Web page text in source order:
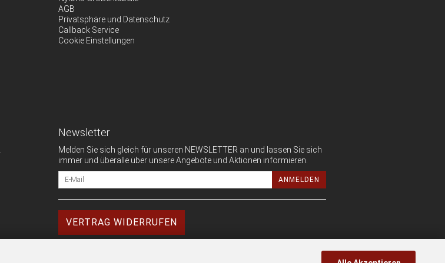
AGB
Privatsphäre und Datenschutz
Callback Service
Cookie Einstellungen
Newsletter
Melden Sie sich gleich für unseren NEWSLETTER an und lassen Sie sich
immer und überalle über unsere Angebote und Aktionen informieren.
ANMELDEN
VERTRAG WIDERRUFEN